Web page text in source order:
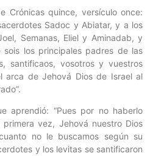
Crónicas quince, versículo once:
Sadoc y Abiatar, y a los
Semanas, Eliel y Aminadab, y
sois los principales padres de las
santificaos, vosotros y vuestros
arca de Jehová Dios de Israel al
aprendió: “Pues por no haberlo
vez, Jehová nuestro Dios
no le buscamos según su
y los levitas se santificaron